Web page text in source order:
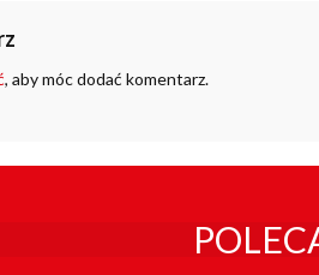
, aby móc dodać komentarz.